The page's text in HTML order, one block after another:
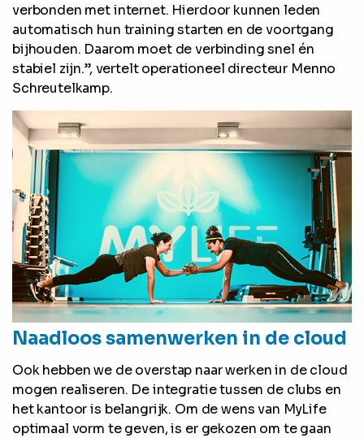
verbonden met internet. Hierdoor kunnen leden
automatisch hun training starten en de voortgang
bijhouden. Daarom moet de verbinding snel én
stabiel zijn.”, vertelt operationeel directeur Menno
Schreutelkamp.
Naadloos samenwerken in de cloud
Ook hebben we de overstap naar werken in de cloud
mogen realiseren. De integratie tussen de clubs en
het kantoor is belangrijk. Om de wens van MyLife
optimaal vorm te geven, is er gekozen om te gaan